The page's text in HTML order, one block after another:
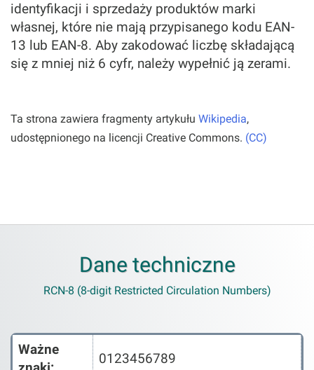
identyfikacji i sprzedaży produktów marki
własnej, które nie mają przypisanego kodu EAN-
13 lub EAN-8. Aby zakodować liczbę składającą
się z mniej niż 6 cyfr, należy wypełnić ją zerami.
Ta strona zawiera fragmenty artykułu Wikipedia,
udostępnionego na licencji Creative Commons. (CC)
Dane techniczne
RCN-8 (8-digit Restricted Circulation Numbers)
Ważne
0123456789